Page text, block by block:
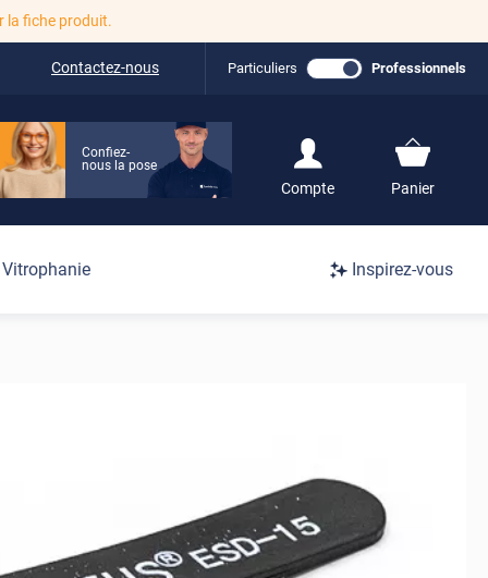
la fiche produit.
Contactez-nous Particuliers Professionnels
Confiez-
nous la pose
Compte
S'inscrire / Se
Panier
Vitrophanie Inspirez-vous